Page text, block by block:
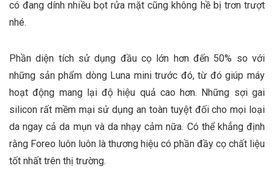
có đang dính nhiều bọt rửa mặt cũng không hề bị trơn trượt
nhé.
Phần diện tích sử dụng đầu cọ lớn hơn đến 50% so với
những sản phẩm dòng Luna mini trước đó, từ đó giúp máy
hoạt động mang lại độ hiệu quả cao hơn. Những sợi gai
silicon rất mềm mại sử dụng an toàn tuyệt đối cho mọi loại
da ngay cả da mụn và da nhạy cảm nữa. Có thể khẳng định
rằng Foreo luôn luôn là thương hiệu có phần đầy cọ chất liệu
tốt nhất trên thị trường.